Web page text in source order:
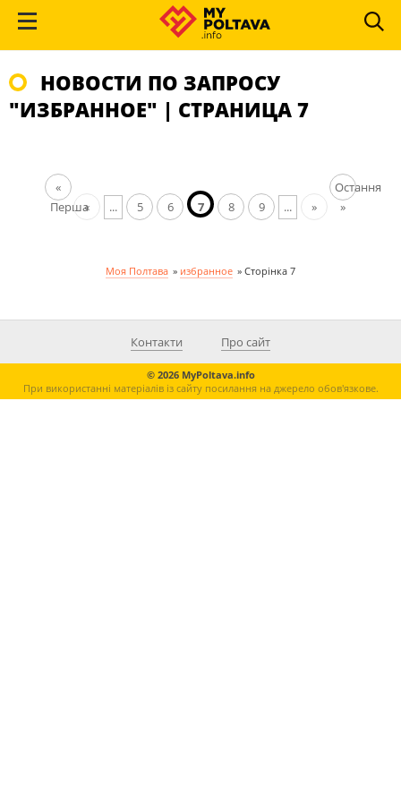
НОВОСТИ ПО ЗАПРОСУ
"ИЗБРАННОЕ" | СТРАНИЦА 7
«
Перша« ... 5 6 7 8 9 ... »
Остання
»
Моя Полтава » избранное » Сторінка 7
Контакти Про сайт
© 2026 MyPoltava.info
При використанні матеріалів із сайту посилання на джерело обов'язкове.